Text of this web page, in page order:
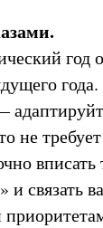
год
не
вписать
и связать